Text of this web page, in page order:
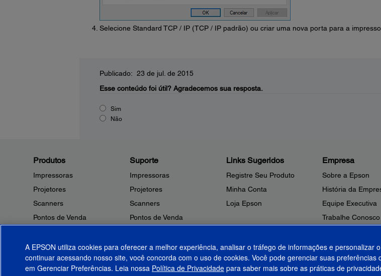
Selecione Standard TCP / IP (TCP / IP padrão) ou criar uma nova porta para a
Publicado: 23 de jul. de 2015
Esse conteúdo foi útil? Agradecemos sua resposta.
Sim
Não
Produtos
Impressoras
Projetores
Scanners
Pontos de Venda
Microdispositivos
Tintas
Papel
Suporte
Impressoras
Projetores
Scanners
Pontos de Venda
Outros Produtos
Notificações de Segurança
Links Sugeridos
Registre Seu Produto
Minha Conta
Loja Epson
Empresa
Sobre a Epson
História da
Equipe Executiva
Trabalhe Conosco
Fale Conosco
Shakira + Epson
A EPSON utiliza cookies para oferecer a melhor experiência, analisar o tráfego de informações e personalizar
continuar acessando nosso site, você concorda com o uso de cookies. Você pode gerenciar suas preferências
em Gerenciar Preferências. Leia nossa Política de Privacidade para saber mais sobre as práticas de